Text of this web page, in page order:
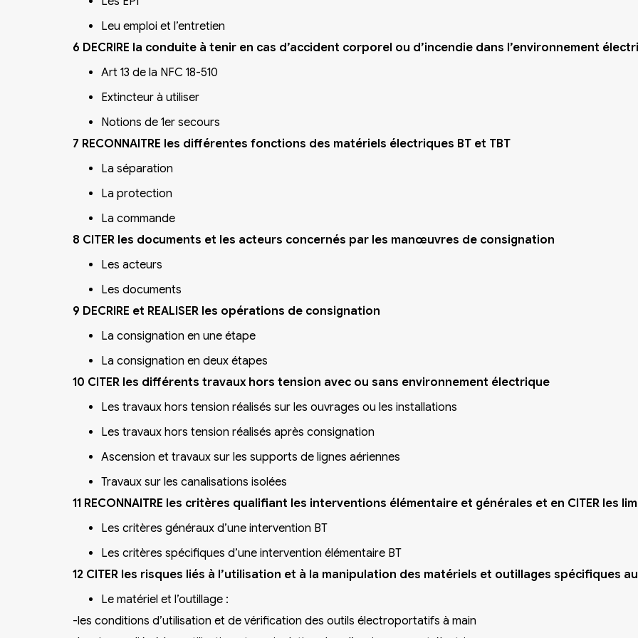
Leu emploi et l’entretien
6 DECRIRE la conduite à tenir en cas d’accident corporel ou d’incendie dans l’environnement
Art 13 de la NFC 18-510
Extincteur à utiliser
Notions de 1er secours
7 RECONNAITRE les différentes fonctions des matériels électriques BT et TBT
La séparation
La protection
La commande
8 CITER les documents et les acteurs concernés par les manœuvres de consignation
Les acteurs
Les documents
9 DECRIRE et REALISER les opérations de consignation
La consignation en une étape
La consignation en deux étapes
10 CITER les différents travaux hors tension avec ou sans environnement électrique
Les travaux hors tension réalisés sur les ouvrages ou les installations
Les travaux hors tension réalisés après consignation
Ascension et travaux sur les supports de lignes aériennes
Travaux sur les canalisations isolées
11 RECONNAITRE les critères qualifiant les interventions élémentaire et générales et en CITER les
Les critères généraux d’une intervention BT
Les critères spécifiques d’une intervention élémentaire BT
12 CITER les risques liés à l’utilisation et à la manipulation des matériels et outillages spécifiques
Le matériel et l’outillage :
-les conditions d’utilisation et de vérification des outils électroportatifs à main